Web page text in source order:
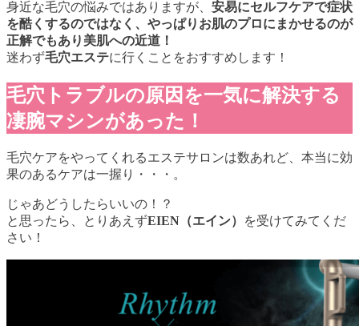
身近な毛穴の悩みではありますが、 安易にセルフケアで症状
を酷くするのではなく、やっぱりお肌のプロにまかせるのが
正解でもあり美肌への近道！
迷わず毛穴エステに行くことをおすすめします！
毛穴トラブルの原因を一気に解決する
凄腕マシンがあった！
毛穴ケアをやってくれるエステサロンは数あれど、本当に効
果のあるケアは一握り・・・。
じゃあどうしたらいいの！？
と思ったら、とりあえずEIEN（エイン）
を受けてみてくだ
さい！